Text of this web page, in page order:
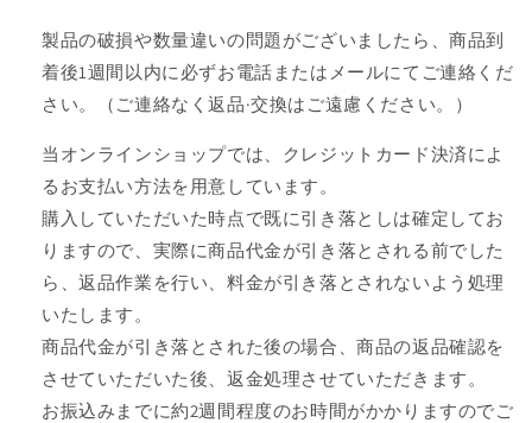
製品の破損や数量違いの問題がございましたら、商品到
着後1週間以内に必ずお電話またはメールにてご連絡くだ
さい。（ご連絡なく返品·交換はご遠慮ください。）
当オンラインショップでは、クレジットカード決済によ
るお支払い方法を用意しています。
購入していただいた時点で既に引き落としは確定してお
りますので、実際に商品代金が引き落とされる前でした
ら、返品作業を行い、料金が引き落とされないよう処理
いたします。
商品代金が引き落とされた後の場合、商品の返品確認を
させていただいた後、返金処理させていただきます。
お振込みまでに約2週間程度のお時間がかかりますのでご